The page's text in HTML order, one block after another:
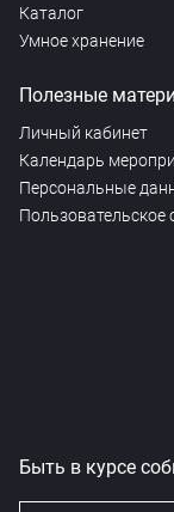
Каталог
Умное хранение
Полезные
Личный кабинет
Календарь
Персональные
Пользовательское
Быть в курсе